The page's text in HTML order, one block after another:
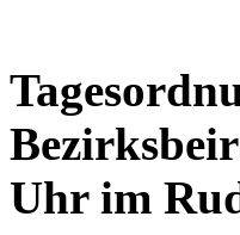
Uhr im